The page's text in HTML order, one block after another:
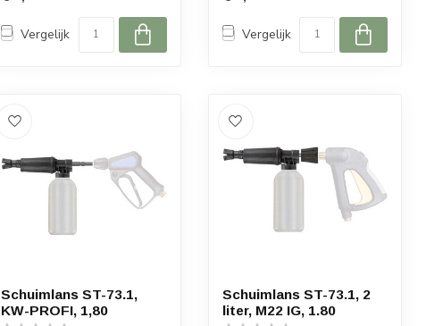
Vergelijk Vergelijk
Schuimlans ST-73.1,
KW-PROFI, 1,80
Schuimlans ST-73.1, 2
liter, M22 IG, 1.80